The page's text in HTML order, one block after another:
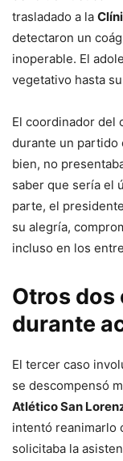
trasladado a la
detectaron un
inoperable. El
vegetativo hasta
El coordinador del
durante un partido
bien, no
saber que sería el
parte, el
su alegría,
incluso en los
Otros dos
durante
El tercer caso
se descompensó
Atlético San
intentó reanimarlo
solicitaba la